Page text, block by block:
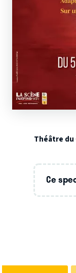
Théâtre du
Ce